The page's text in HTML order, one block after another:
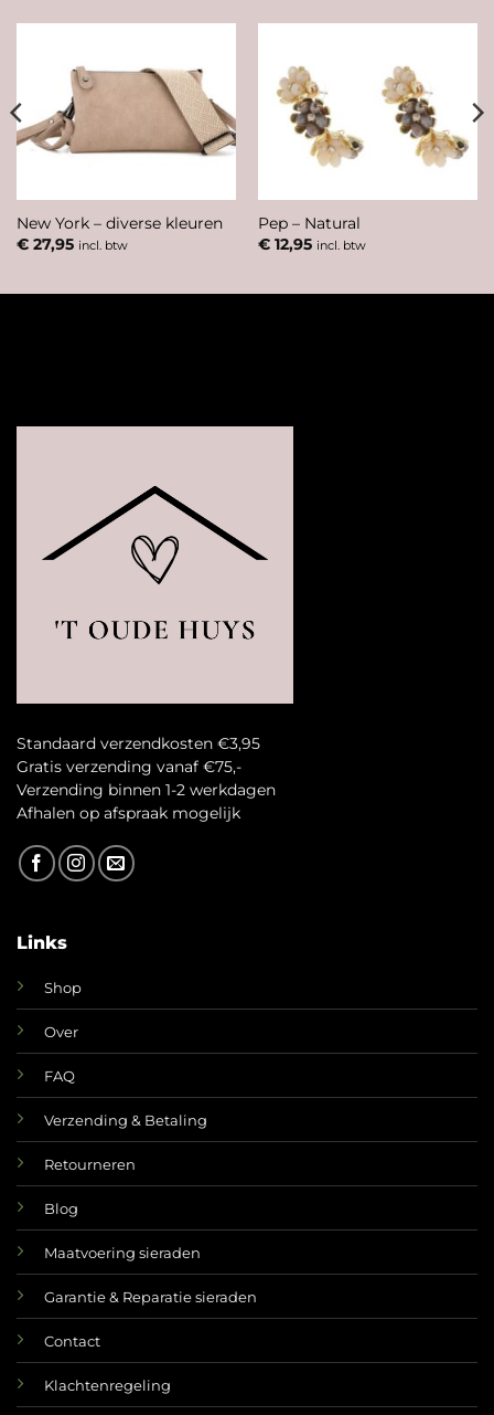
New York – diverse kleuren
€27,95 incl. btw
Pep – Natural
€12,95 incl. btw
Standaard verzendkosten €3,95
Gratis verzending vanaf €75,-
Verzending binnen 1-2 werkdagen
Afhalen op afspraak mogelijk
Links
Shop
Over
FAQ
Verzending & Betaling
Retourneren
Blog
Maatvoering sieraden
Garantie & Reparatie sieraden
Contact
Klachtenregeling